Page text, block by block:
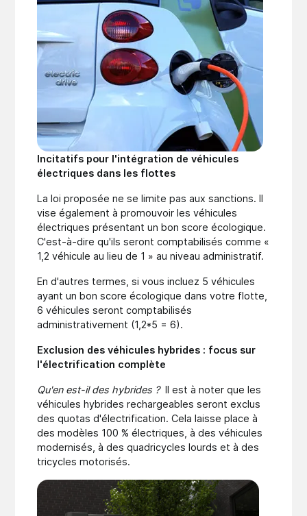
Incitatifs pour l'intégration de véhicules
électriques dans les flottes
La loi proposée ne se limite pas aux sanctions. Il
vise également à promouvoir les véhicules
électriques présentant un bon score écologique.
C'est-à-dire qu'ils seront comptabilisés comme «
1,2 véhicule au lieu de 1 » au niveau administratif.
En d'autres termes, si vous incluez 5 véhicules
ayant un bon score écologique dans votre flotte,
6 véhicules seront comptabilisés
administrativement (1,2*5 = 6).
Exclusion des véhicules hybrides : focus sur
l'électrification complète
Qu'en est-il des hybrides ?Il est à noter que les
véhicules hybrides rechargeables seront exclus
des quotas d'électrification. Cela laisse place à
des modèles 100 % électriques, à des véhicules
modernisés, à des quadricycles lourds et à des
tricycles motorisés.